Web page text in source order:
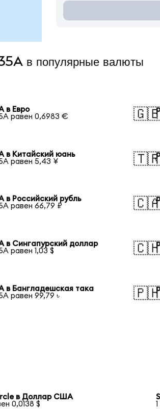
в популярные валюты
в Евро
равен 0,6983 €
в Китайский юань
равен 5,43 ¥
в Российский рубль
равен 66,79 ₽
в Сингапурский доллар
равен 1,03 $
в Бангладешская така
равен 99,79 ৳
в Доллар США
0,0138 $